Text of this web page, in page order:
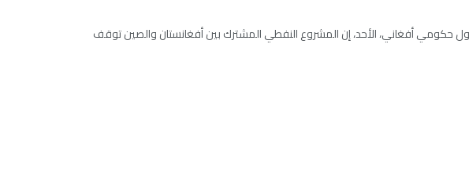
أفغاني، الأحد، إن المشروع النفطي المشترك بين أفغانستان والصين توقف